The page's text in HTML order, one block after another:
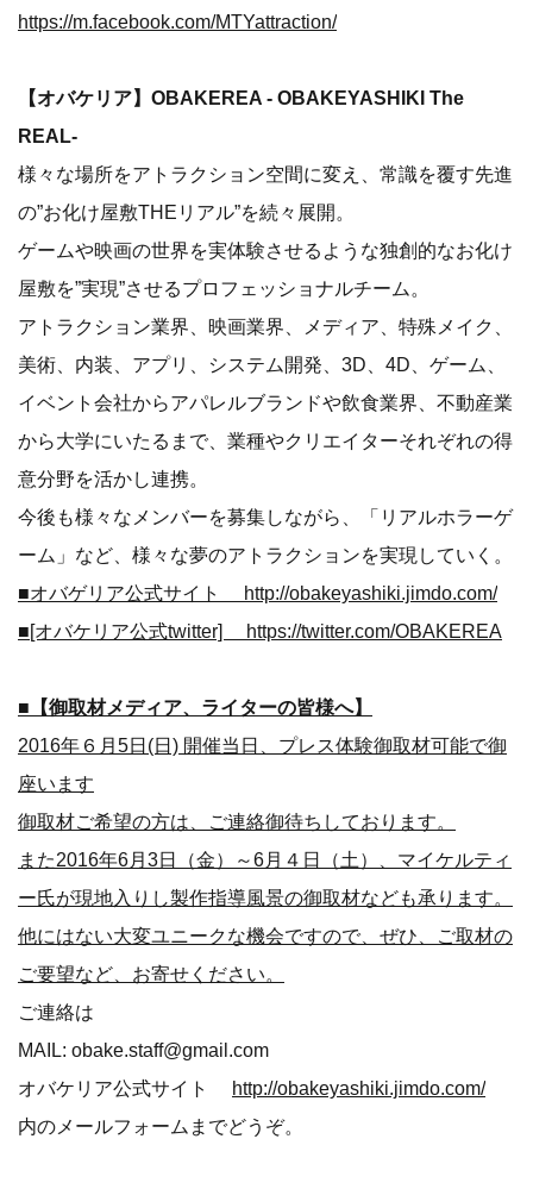
https://m.facebook.com/MTYattraction/
【オバケリア】OBAKEREA - OBAKEYASHIKI The
REAL-
様々な場所をアトラクション空間に変え、常識を覆す先進
の”お化け屋敷THEリアル”を続々展開。
ゲームや映画の世界を実体験させるような独創的なお化け
屋敷を”実現”させるプロフェッショナルチーム。
アトラクション業界、映画業界、メディア、特殊メイク、
美術、内装、アプリ、システム開発、3D、4D、ゲーム、
イベント会社からアパレルブランドや飲食業界、不動産業
から大学にいたるまで、業種やクリエイターそれぞれの得
意分野を活かし連携。
今後も様々なメンバーを募集しながら、「リアルホラーゲ
ーム」など、様々な夢のアトラクションを実現していく。
■オバゲリア公式サイト http://obakeyashiki.jimdo.com/
■[オバケリア公式twitter] https://twitter.com/OBAKEREA
■【御取材メディア、ライターの皆様へ】
2016年６月5日(日) 開催当日、プレス体験御取材可能で御
座います
御取材ご希望の方は、ご連絡御待ちしております。
また2016年6月3日（金）～6月４日（土）、マイケルティ
ー氏が現地入りし製作指導風景の御取材なども承ります。
他にはない大変ユニークな機会ですので、ぜひ、ご取材の
ご要望など、お寄せください。
ご連絡は
MAIL: obake.staff@gmail.com
オバケリア公式サイト http://obakeyashiki.jimdo.com/
内のメールフォームまでどうぞ。